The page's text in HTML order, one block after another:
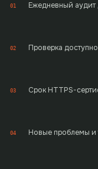
01 Ежедневный аудит
02 Проверка
03 Срок HTTPS-
04 Новые проблемы и